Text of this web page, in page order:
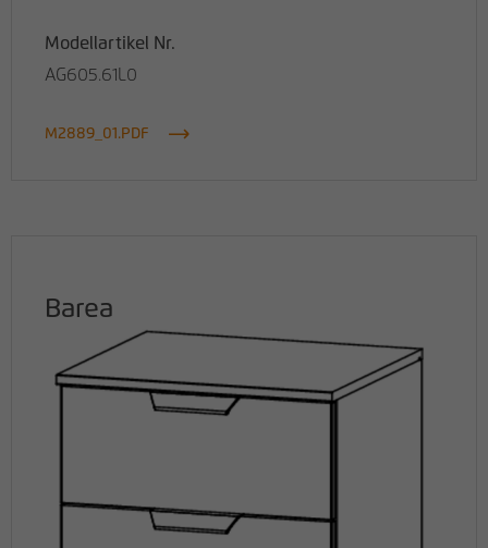
Modellartikel Nr.
AG605.61L0
M2889_01.PDF
Barea